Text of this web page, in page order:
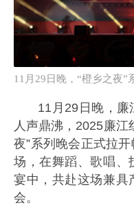
11月29日晚，“橙乡之夜”
11月29日晚，廉
人声鼎沸，2025廉江
夜”系列晚会正式拉
场，在舞蹈、歌唱、
宴中，共赴这场兼具
会。